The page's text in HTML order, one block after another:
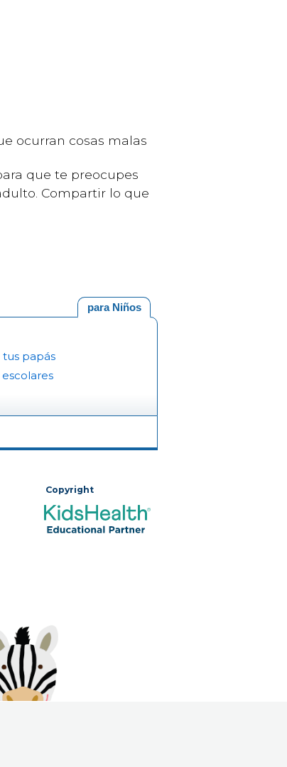
ocurran cosas malas
que te preocupes
Compartir lo que
para Niños
papás
Copyright